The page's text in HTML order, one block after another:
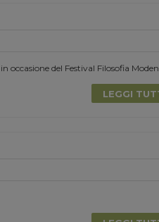
del Festival Filosofia
LEGGI